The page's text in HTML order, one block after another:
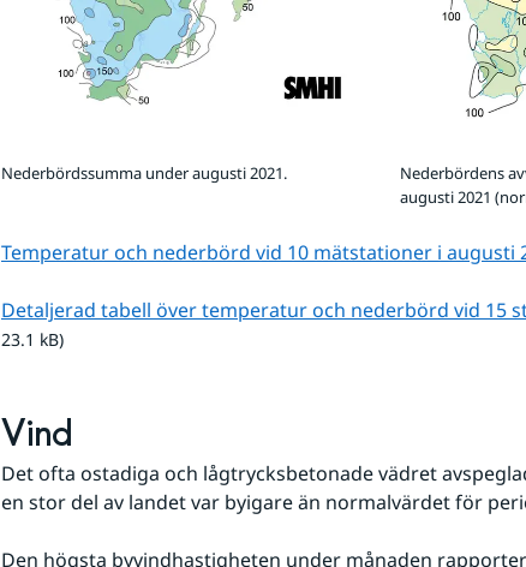
Nederbördssumma under augusti 2021.
Nederbördens
augusti 2021
Temperatur och nederbörd vid 10 mätstationer i augusti
Detaljerad tabell över temperatur och nederbörd vid 15
23.1 kB)
Vind
Det ofta ostadiga och lågtrycksbetonade vädret
en stor del av landet var byigare än normalvärdet för
Den högsta byvindhastigheten under månaden